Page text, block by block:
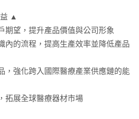
▲
期望，提升產品價值與公司形象
內的流程，提高生產效率並降低產品
，強化跨入國際醫療產業供應鏈的能
拓展全球醫療器材市場